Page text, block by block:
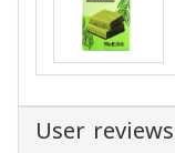
User reviews